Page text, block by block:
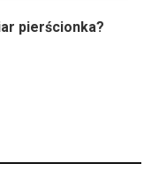
pierścionka?